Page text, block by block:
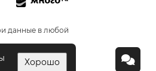
данные в любой
Хорошо